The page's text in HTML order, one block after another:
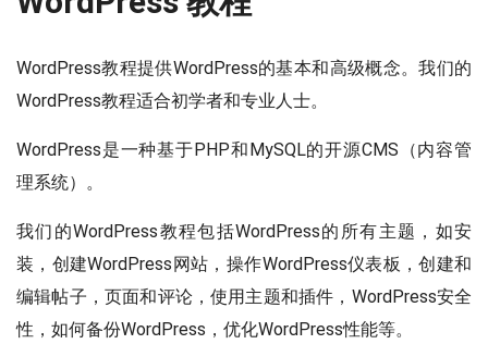
WordPress教程提供WordPress的基本和高级概念。我们的
WordPress教程适合初学者和专业人士。
WordPress是一种基于PHP和MySQL的开源CMS（内容管
理系统）。
我们的WordPress教程包括WordPress的所有主题，如安
装，创建WordPress网站，操作WordPress仪表板，创建和
编辑帖子，页面和评论，使用主题和插件，WordPress安全
性，如何备份WordPress，优化WordPress性能等。